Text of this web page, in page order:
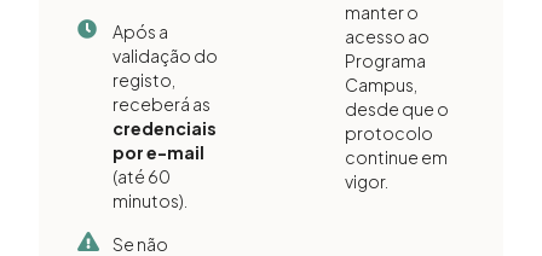
Após a
validação do
registo,
receberá as
credenciais
por e-mail
(até 60
minutos).
Se não
manter o
acesso ao
Programa
Campus,
desde que o
protocolo
continue em
vigor.